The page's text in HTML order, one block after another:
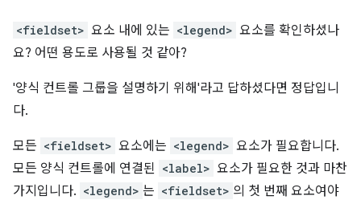
<fieldset> 요소 내에 있는 <legend> 요소를 확인하셨나
요? 어떤 용도로 사용될 것 같아?
'양식 컨트롤 그룹을 설명하기 위해'라고 답하셨다면 정답입니
다.
모든 <fieldset> 요소에는 <legend> 요소가 필요합니다.
모든 양식 컨트롤에 연결된 <label> 요소가 필요한 것과 마찬
가지입니다. <legend> 는 <fieldset> 의 첫 번째 요소여야